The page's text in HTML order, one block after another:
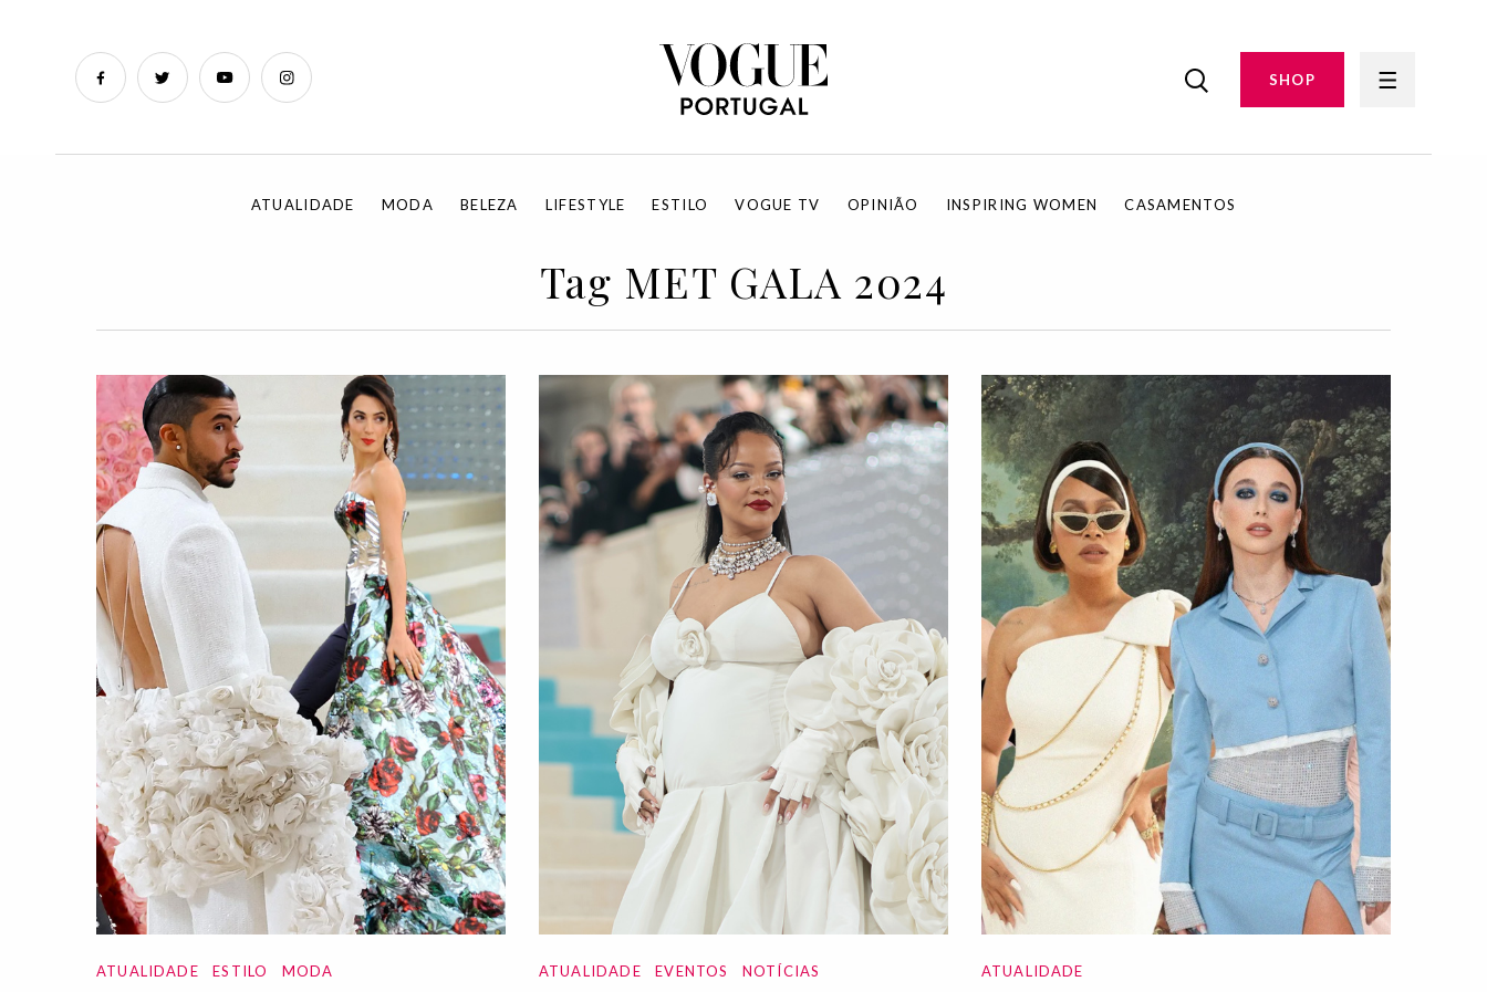
SHOP
ATUALIDADE MODA BELEZA LIFESTYLE ESTILO VOGUE TV OPINIÃO INSPIRING WOMEN CASAMENTOS
Tag MET GALA 2024
ATUALIDADE ESTILO MODA ATUALIDADE EVENTOS NOTÍCIAS ATUALIDADE